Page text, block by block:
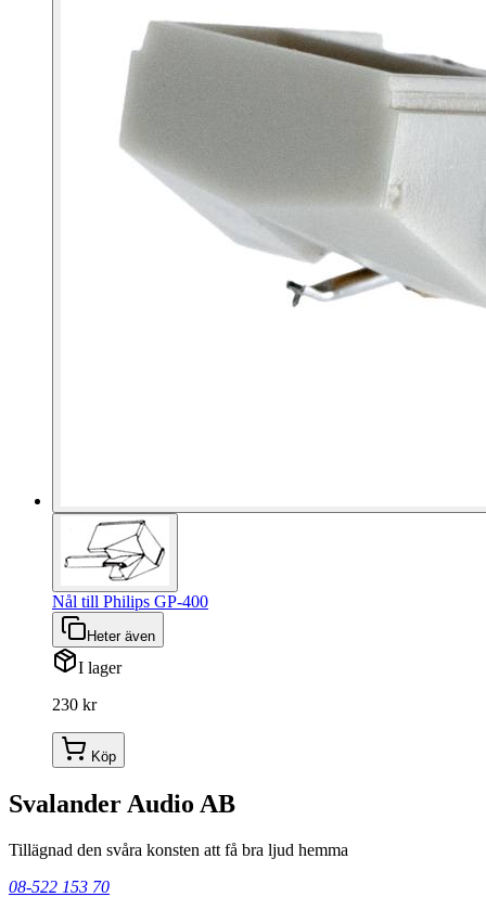
Nål till Philips GP-400
Heter även
I lager
230 kr
Köp
Svalander Audio AB
Tillägnad den svåra konsten att få bra ljud hemma
08-522 153 70